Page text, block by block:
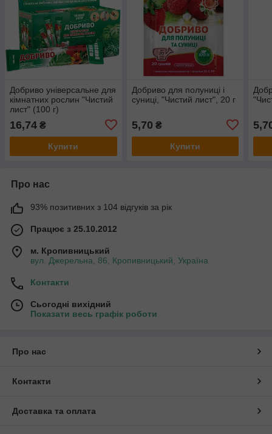
Добриво універсальне для
кімнатних рослин "Чистий
лист" (100 г)
16,74 ₴
Купити
Добриво для полуниці і
суниці, "Чистий лист", 20 г
5,70 ₴
Купити
Про нас
93% позитивних з 104 відгуків за рік
Працює з 25.10.2012
м. Кропивницький
вул. Джерельна, 86, Кропивницький, Україна
Контакти
Сьогодні вихідний
Показати весь графік роботи
Про нас
Контакти
Доставка та оплата